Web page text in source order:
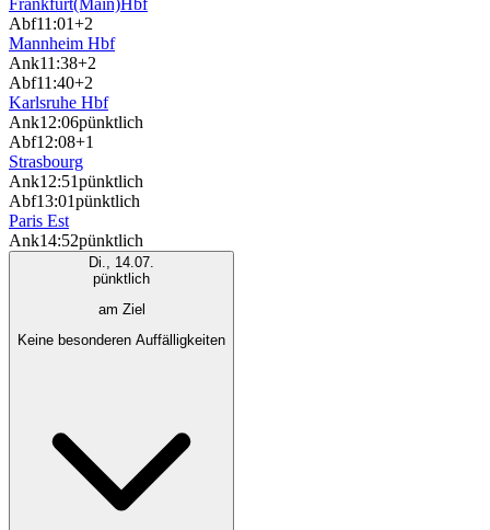
Abf11:01+2
Mannheim Hbf
Ank11:38+2
Abf11:40+2
Karlsruhe Hbf
Ank12:06pünktlich
Abf12:08+1
Strasbourg
Ank12:51pünktlich
Abf13:01pünktlich
Paris Est
Ank14:52pünktlich
Di., 14.07.
pünktlich
am Ziel
Keine besonderen Auffälligkeiten